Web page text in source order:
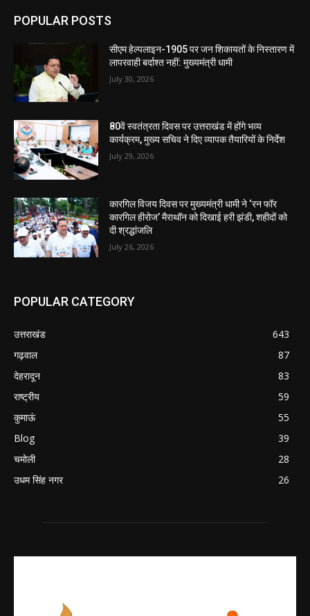
POPULAR POSTS
सीएम हेल्पलाइन-1905 पर जन शिकायतों के निस्तारण में
लापरवाही बर्दाश्त नहीं: मुख्यमंत्री धामी
July 30, 2026
80वें स्वतंत्रता दिवस पर उत्तराखंड में होंगे भव्य
कार्यक्रम, मुख्य सचिव ने दिए व्यापक तैयारियों के निर्देश
July 29, 2026
कारगिल विजय दिवस पर मुख्यमंत्री धामी ने ‘रन फॉर
कारगिल हीरोज’ मैराथॉन को दिखाई हरी झंडी, शहीदों को
दी श्रद्धांजलि
July 26, 2026
POPULAR CATEGORY
उत्तराखंड
643
गढ़वाल
87
देहरादून
83
राष्ट्रीय
59
कुमाऊं
55
Blog
39
चमोली
28
उधम सिंह नगर
26